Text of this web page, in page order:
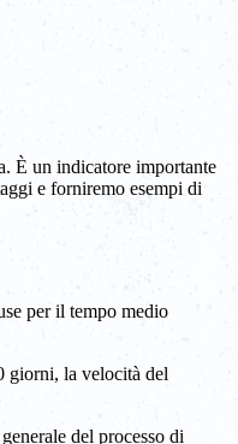
È un indicatore importante
e forniremo esempi di
per il tempo medio
giorni, la velocità del
del processo di